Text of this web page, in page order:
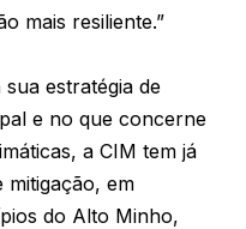
mais resiliente.”
estratégia de
e no que concerne
a CIM tem já
mitigação, em
do Alto Minho,